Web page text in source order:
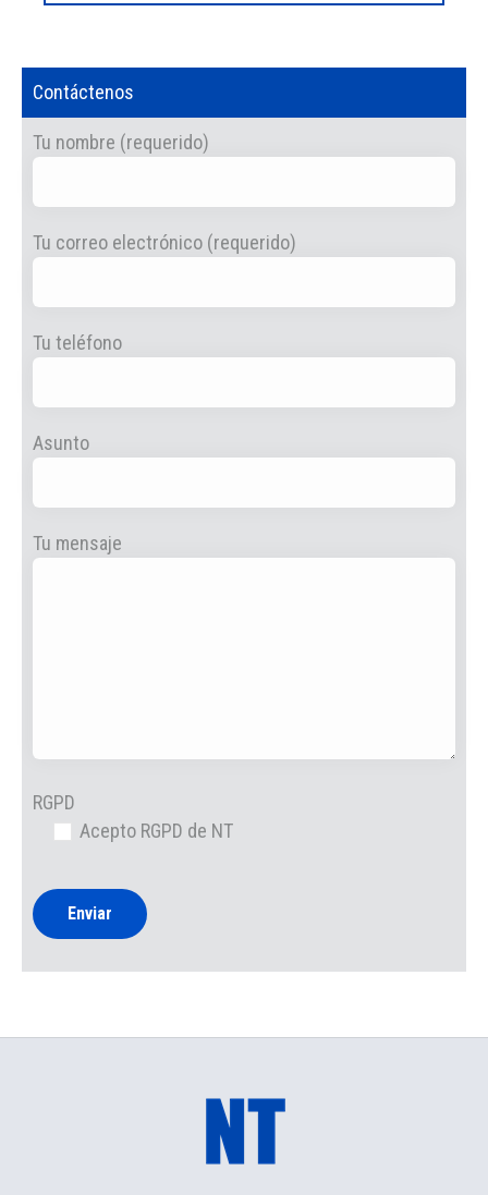
Contáctenos
Tu nombre (requerido)
Tu correo electrónico (requerido)
Tu teléfono
Asunto
Tu mensaje
RGPD
Acepto RGPD de NT